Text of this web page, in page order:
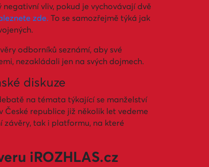
vliv, pokud je vychovávají dvě
zde. To se samozřejmě týká jak
odborníků seznámí, aby své
nezakládali jen na svých dojmech.
diskuze
na témata týkající se manželství
republice již několik let vedeme
tak i platformu, na které
iROZHLAS.cz